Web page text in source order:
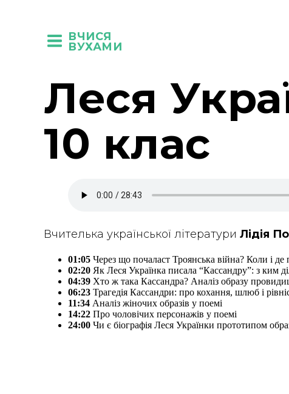
ВЧИСЯ
ВУХАМИ
Леся
10 клас
Вчителька української літератури Лідія
01:05 Через що почаласт Троянська війна? Коли і
02:20 Як Леся Українка писала “Кассандру”: з ким
04:39 Хто ж така Кассандра? Аналіз образу
06:23 Трагедія Кассандри: про кохання, шлюб і
11:34 Аналіз жіночих образів у поемі
14:22 Про чоловічих персонажів у поемі
24:00 Чи є біографія Леся Українки прототипом